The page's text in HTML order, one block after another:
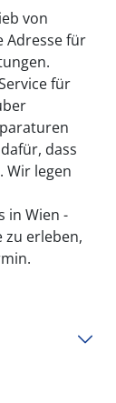
von
Adresse für
für
dass
Wir legen
in Wien -
zu erleben,